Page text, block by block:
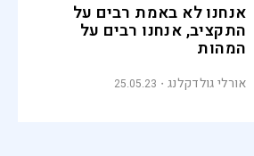
אנחנו לא באמת רבים על
התקציב, אנחנו רבים על
המהות
אורלי גולדקלנג 25.05.23